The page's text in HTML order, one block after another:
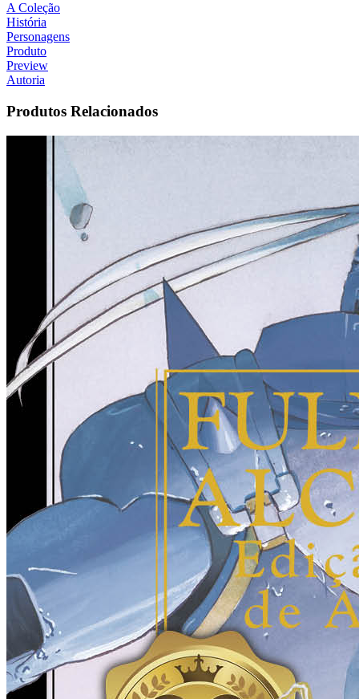
A Coleção
História
Personagens
Produto
Preview
Autoria
Produtos Relacionados